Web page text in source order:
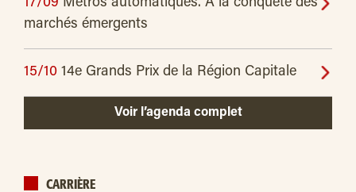
17/09 Métros automatiques. À la conquête des
marchés émergents
15/10 14e Grands Prix de la Région Capitale
Voir l’agenda complet
CARRIÈRE